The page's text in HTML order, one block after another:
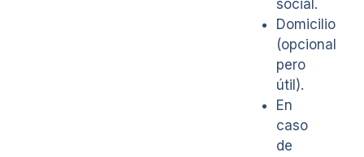
social.
Domicilio
(opcional
pero
útil).
En
caso
de